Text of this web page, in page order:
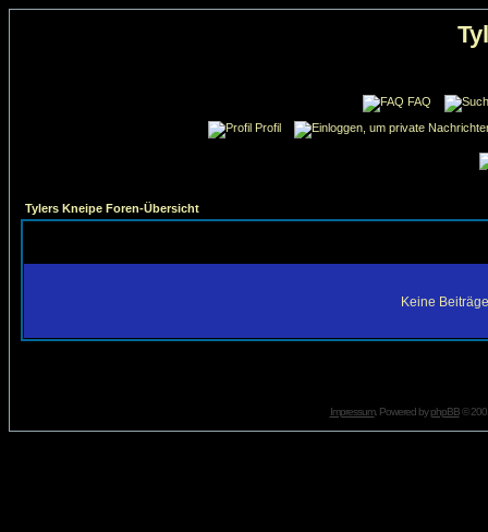
FAQ
Profil
Tylers Kneipe Foren-Übersicht
Keine
Impressum. Powered byphpBB©